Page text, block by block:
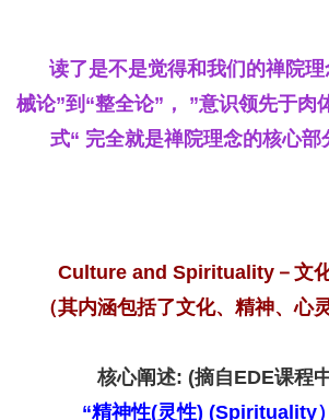
读了是不是觉得和我们的禅院
械论”到“整全论”， ”意识领先于肉
式“ 完全就是禅院理念的核心部
Culture and Spirituality－文
（其内涵包括了文化、精神、心
核心阐述: (摘自EDE课程
“精神性(灵性) (Spirituality